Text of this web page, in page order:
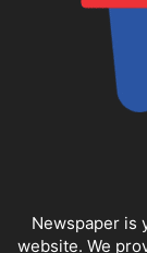
Newspaper is
website. We